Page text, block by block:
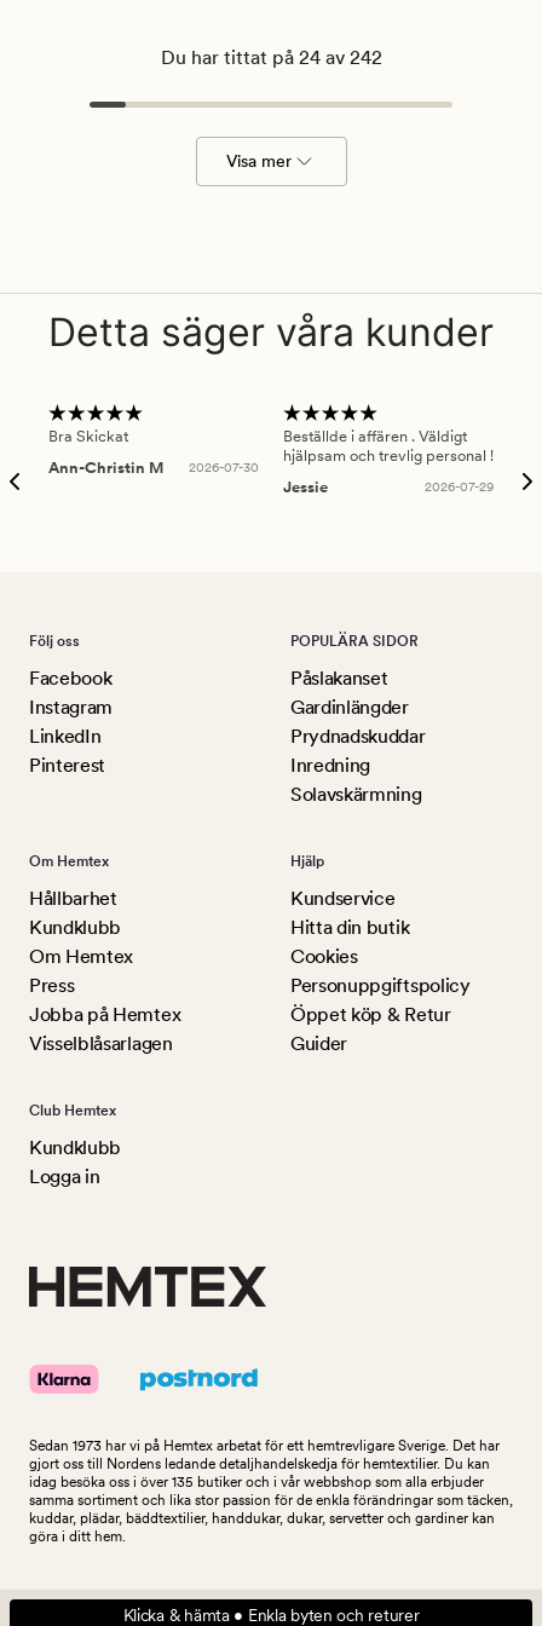
Du har tittat på 24 av 242
Visa mer
Detta säger våra kunder
Bra Skickat
Ann-Christin M
2026-07-30
Beställde i affären . Väldigt
hjälpsam och trevlig personal !
Jessie
2026-07-29
Följ oss
Facebook
Instagram
LinkedIn
Pinterest
POPULÄRA SIDOR
Påslakanset
Gardinlängder
Prydnadskuddar
Inredning
Solavskärmning
Om Hemtex
Hållbarhet
Kundklubb
Om Hemtex
Press
Jobba på Hemtex
Visselblåsarlagen
Hjälp
Kundservice
Hitta din butik
Cookies
Personuppgiftspolicy
Öppet köp & Retur
Guider
Club Hemtex
Kundklubb
Logga in
Sedan 1973 har vi på Hemtex arbetat för ett hemtrevligare Sverige. Det har
gjort oss till Nordens ledande detaljhandelskedja för hemtextilier. Du kan
idag besöka oss i över 135 butiker och i vår webbshop som alla erbjuder
samma sortiment och lika stor passion för de enkla förändringar som täcken,
kuddar, plädar, bäddtextilier, handdukar, dukar, servetter och gardiner kan
göra i ditt hem.
Klicka & hämta • Enkla byten och returer